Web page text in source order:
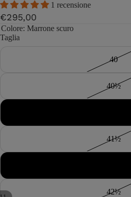
1 recensione
€295,00
Colore: Marrone scuro
Taglia
40
40½
41½
42½